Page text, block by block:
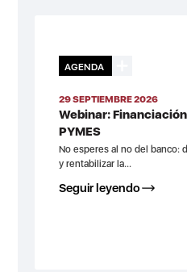
AGENDA
29 SEPTIEMBRE 2026
Webinar:
PYMES
No esperes al no del banco:
y rentabilizar la...
Seguir leyendo